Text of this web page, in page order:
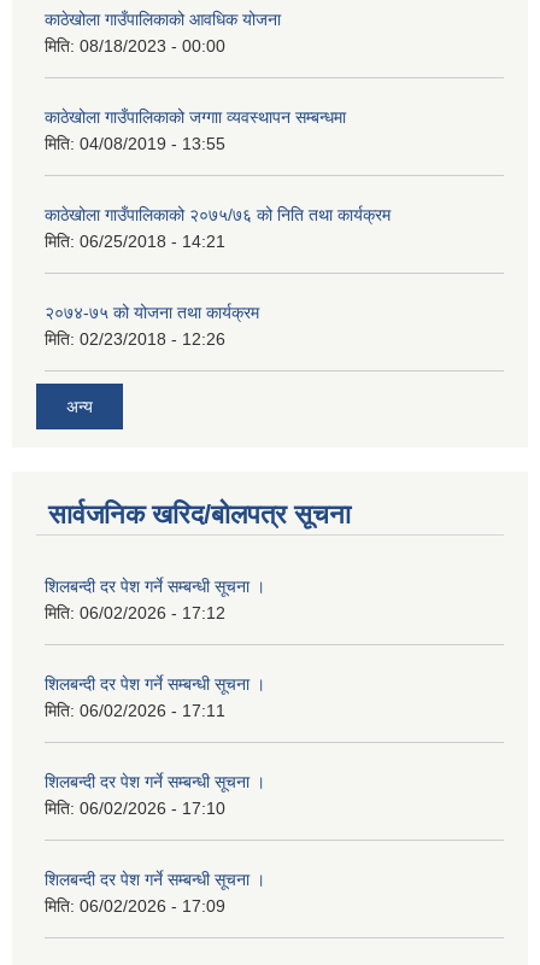
काठेखोला गाउँपालिकाको आवधिक योजना
मिति: 08/18/2023 - 00:00
काठेखोला गाउँपालिकाको जग्गाा व्यवस्थापन सम्बन्धमा
मिति: 04/08/2019 - 13:55
काठेखोला गाउँपालिकाको २०७५/७६ को निति तथा कार्यक्रम
मिति: 06/25/2018 - 14:21
२०७४-७५ को योजना तथा कार्यक्रम
मिति: 02/23/2018 - 12:26
अन्य
सार्वजनिक खरिद/बोलपत्र सूचना
शिलबन्दी दर पेश गर्ने सम्बन्धी सूचना ।
मिति: 06/02/2026 - 17:12
शिलबन्दी दर पेश गर्ने सम्बन्धी सूचना ।
मिति: 06/02/2026 - 17:11
शिलबन्दी दर पेश गर्ने सम्बन्धी सूचना ।
मिति: 06/02/2026 - 17:10
शिलबन्दी दर पेश गर्ने सम्बन्धी सूचना ।
मिति: 06/02/2026 - 17:09